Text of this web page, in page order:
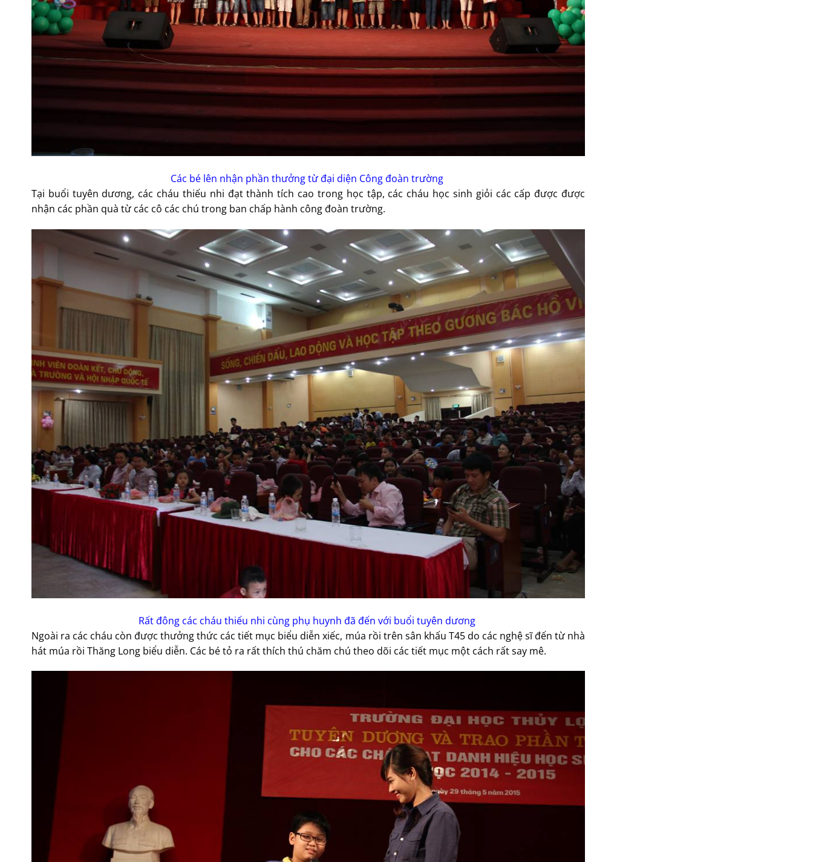
Các bé lên nhận phần thưởng từ đại diện Công đoàn trường
Tại buổi tuyên dương, các cháu thiếu nhi đạt thành tích cao trong học tập, các cháu học sinh giỏi các cấp được được
nhận các phần quà từ các cô các chú trong ban chấp hành công đoàn trường.
Rất đông các cháu thiếu nhi cùng phụ huynh đã đến với buổi tuyên dương
Ngoài ra các cháu còn được thưởng thức các tiết mục biểu diễn xiếc, múa rồi trên sân khấu T45 do các nghệ sĩ đến từ nhà
hát múa rồi Thăng Long biểu diễn. Các bé tỏ ra rất thích thú chăm chú theo dõi các tiết mục một cách rất say mê.